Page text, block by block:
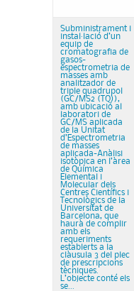
Subministrament i
instal·lació d’un
equip de
cromatografia de
gasos-
espectrometria de
masses amb
analitzador de
triple quadrupol
(GC/MS2 (TQ)),
amb ubicació al
laboratori de
GC/MS aplicada
de la Unitat
d’Espectrometria
de masses
aplicada-Anàlisi
isotòpica en l’àrea
de Química
Elemental i
Molecular dels
Centres Científics i
Tecnològics de la
Universitat de
Barcelona, que
haurà de complir
amb els
requeriments
establerts a la
clàusula 3 del plec
de prescripcions
tècniques.
L’objecte conté els
se...